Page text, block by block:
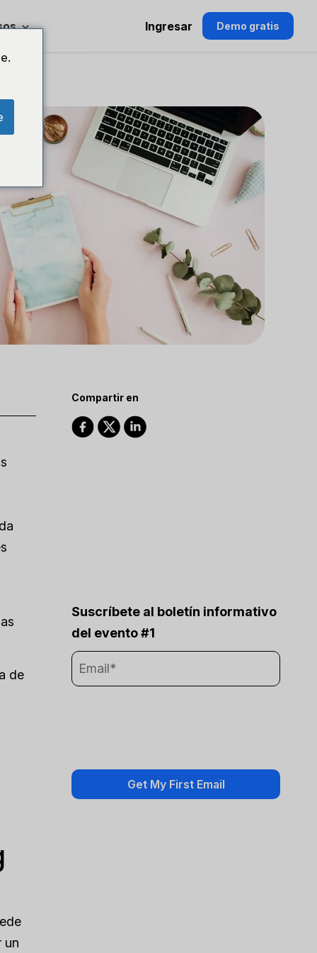
Ingresar Demo gratis
de
un
Compartir en
Suscríbete al boletín informativo
del evento #1